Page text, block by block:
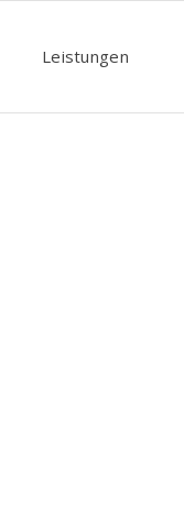
Leistungen